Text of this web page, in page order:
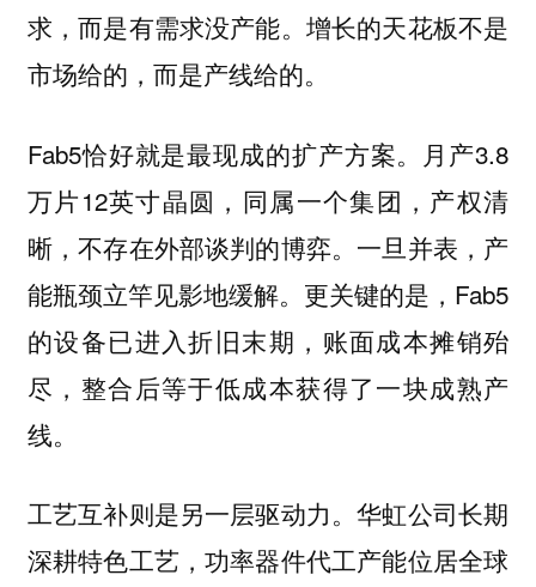
求，而是有需求没产能。增长的天花板不是
市场给的，而是产线给的。
Fab5恰好就是最现成的扩产方案。月产3.8
万片12英寸晶圆，同属一个集团，产权清
晰，不存在外部谈判的博弈。一旦并表，产
能瓶颈立竿见影地缓解。更关键的是，Fab5
的设备已进入折旧末期，账面成本摊销殆
尽，整合后等于低成本获得了一块成熟产
线。
工艺互补则是另一层驱动力。华虹公司长期
深耕特色工艺，功率器件代工产能位居全球